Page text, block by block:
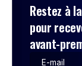
Restez à
pour
avant-